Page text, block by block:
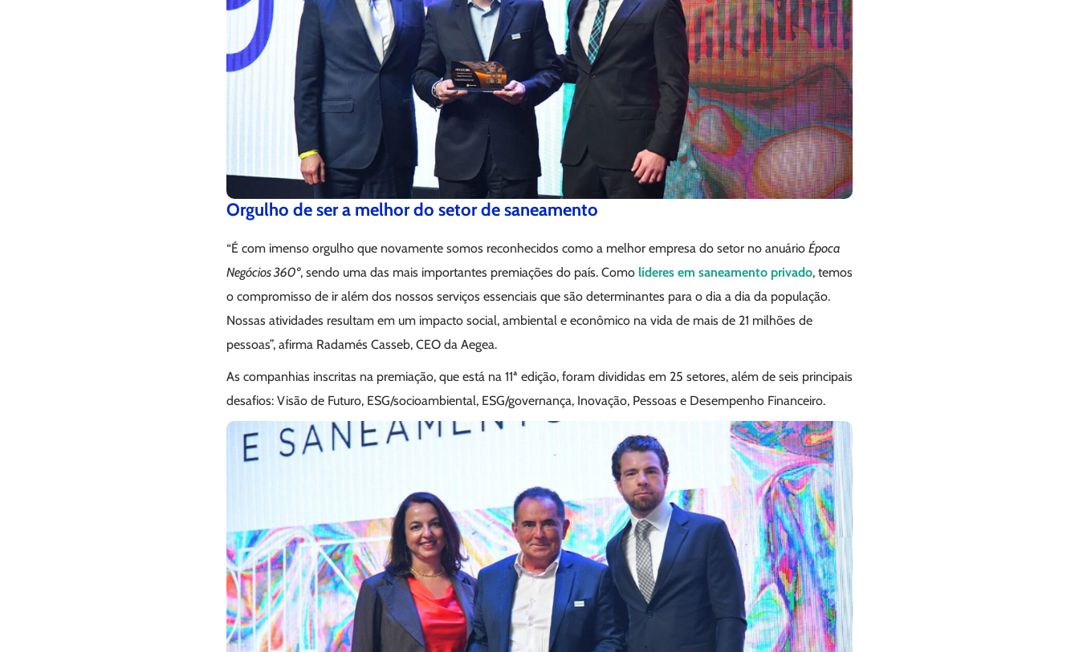
Orgulho de ser a melhor do setor de saneamento
“É com imenso orgulho que novamente somos reconhecidos como a melhor empresa do setor no anuário Época
Negócios 360º, sendo uma das mais importantes premiações do país. Como líderes em saneamento privado, temos
o compromisso de ir além dos nossos serviços essenciais que são determinantes para o dia a dia da população.
Nossas atividades resultam em um impacto social, ambiental e econômico na vida de mais de 21 milhões de
pessoas”, afirma Radamés Casseb, CEO da Aegea.
As companhias inscritas na premiação, que está na 11ª edição, foram divididas em 25 setores, além de seis principais
desafios: Visão de Futuro, ESG/socioambiental, ESG/governança, Inovação, Pessoas e Desempenho Financeiro.